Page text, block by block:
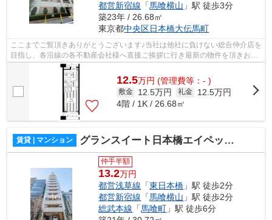
都営新宿線 「馬喰横山 」駅 徒歩3分
築23年 / 26.68㎡
東京都中央区日本橋大伝馬町
ここまでご覧頂きありがとうございます♪当社は他社に負けない総合仲介店を
目指し、各沿線の各不動産会社様へ直接ご挨拶に行き最新の物件を頂きお客
様へ提供しております！最新の情報は...
12.5万円 (管理費等：- )
敷金 12.5万円 礼金
12.5万円
4階 / 1K / 26.68㎡
賃貸 | マンション グランスイート日本橋エイペックス
仲手半額
13.2万円
都営浅草線 「東日本橋 」駅 徒歩2分
都営新宿線 「馬喰横山 」駅 徒歩2分
総武本線 「馬喰町 」駅 徒歩6分